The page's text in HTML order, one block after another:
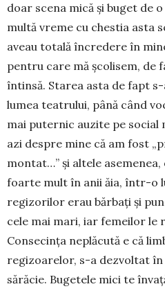
doar scena mică și buget de
multă vreme cu chestia asta
aveau totală încredere în
pentru care mă școlisem, de
întinsă. Starea asta de fapt
lumea teatrului, până când
mai puternic auzite pe social
azi despre mine că am fost
montat…” și altele
foarte mult în anii ăia, în­tr-o
regizorilor erau băr­bați și
cele mai mari, iar femeilor le
Consecin­ța neplăcută e că
regizoarelor, s-a dezvoltat în
sărăcie. Bugetele mici te